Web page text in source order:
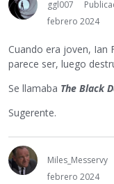
ggl007
febrero 2024
Cuando era joven, Ian
parece ser, luego
Se llamaba The Black
Sugerente.
Miles_Messervy
febrero 2024